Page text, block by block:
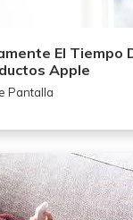
El Tiempo
Apple
Pantalla